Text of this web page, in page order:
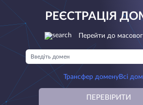
РЕЄСТРАЦІЯ
Перейти до
Трансфер доменуВсі
ПЕРЕВІРИТИ